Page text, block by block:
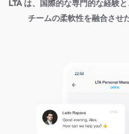
LTA は、国際的な専門的な経験
チームの柔軟性を融合させ